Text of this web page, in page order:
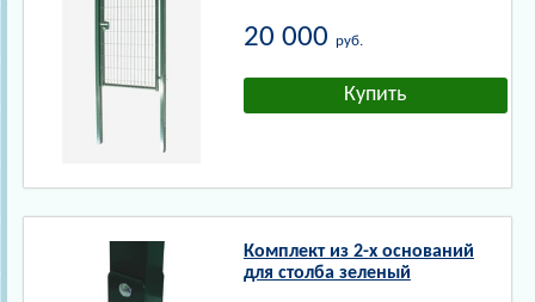
20 000 руб.
Комплект из 2-х оснований
для столба зеленый